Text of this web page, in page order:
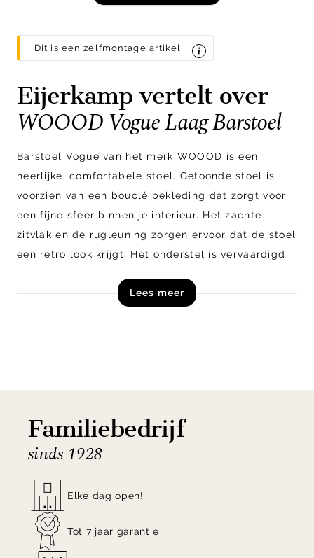
Dit is een zelfmontage artikel
Eijerkamp vertelt over
WOOOD Vogue Laag Barstoel
Barstoel Vogue van het merk WOOOD is een
heerlijke, comfortabele stoel. Getoonde stoel is
voorzien van een bouclé bekleding dat zorgt voor
een fijne sfeer binnen je interieur. Het zachte
zitvlak en de rugleuning zorgen ervoor dat de stoel
een retro look krijgt. Het onderstel is vervaardigd
verkrijgbaar in een hoge en lage versie. Mix en
Lees meer
Familiebedrijf
sinds 1928
Elke dag open!
Tot 7 jaar garantie